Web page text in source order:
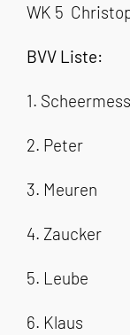
WK 5
BVV Liste:
1.⁠
2.⁠ ⁠⁠Peter
3.⁠ ⁠⁠Meuren
4.⁠ ⁠⁠Zaucker
5.⁠ ⁠⁠Leube
6.⁠ ⁠⁠Klaus